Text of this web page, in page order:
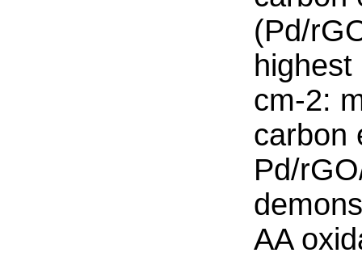
(Pd/
cm-2:
carbon
Pd/
AA